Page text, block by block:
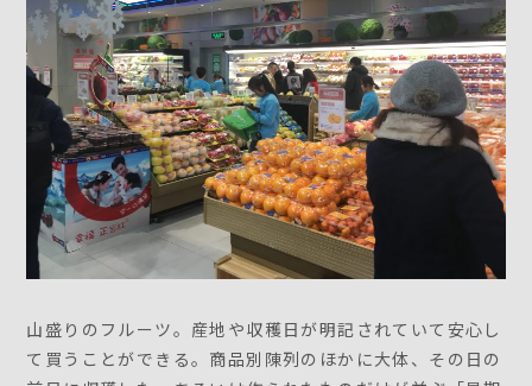
山盛りのフルーツ。産地や収穫日が明記されていて安心し
て買うことができる。商品別陳列のほかに大体、その日の